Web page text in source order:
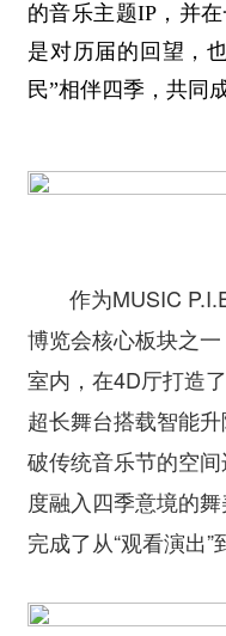
的音乐主题IP，并
是对历届的回望，
民”相伴四季，共同
作为MUSIC
博览会核心板块之
室内，在4D厅打造
超长舞台搭载智能
破传统音乐节的空
度融入四季意境的
完成了从“观看演出”